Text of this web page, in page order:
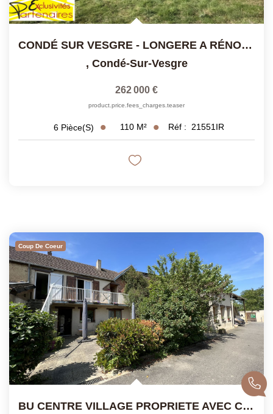
CONDÉ SUR VESGRE - LONGERE A RÉNOVER
, Condé-Sur-Vesgre
262 000 €
product.price.fees_charges.teaser
6 Pièce(s) 110 M² Réf : 21551IR
Coup De Coeur
BU CENTRE VILLAGE PROPRIETE AVEC COMMERCES